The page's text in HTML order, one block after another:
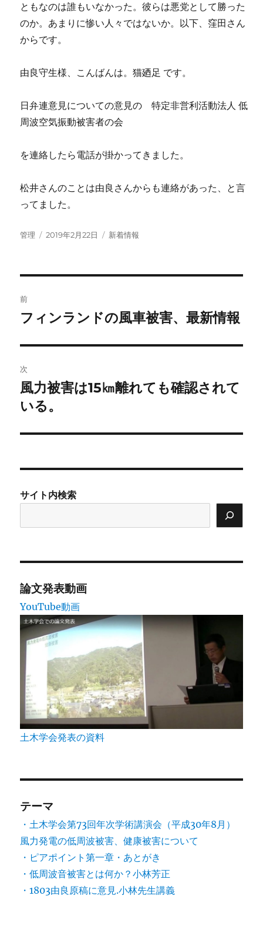
ともなのは誰もいなかった。彼らは悪党として勝った
のか。あまりに惨い人々ではないか。以下、窪田さん
からです。
由良守生様、こんばんは。猫廼足 です。
日弁連意見についての意見の 特定非営利活動法人 低
周波空気振動被害者の会
を連絡したら電話が掛かってきました。
松井さんのことは由良さんからも連絡があった、と言
ってました。
投
管理
投
2019年2月22日
カ
新着情報
稿
ビ
ゲ
ー
シ
前
前
投
稿:
フィンランドの風車被害、最新情報
次
次
の
稿:
風力被害は15㎞離れても確認されて
いる。
サイト内検索
論文発表動画
YouTube動画
土木学会発表の資料
テーマ
・土木学会第73回年次学術講演会（平成30年8月）
風力発電の低周波被害、健康被害について
・ピアポイント第一章・あとがき
・低周波音被害とは何か？小林芳正
・1803由良原稿に意見.小林先生講義